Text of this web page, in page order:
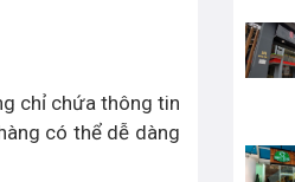
chỉ chứa thông tin
có thể dễ dàng